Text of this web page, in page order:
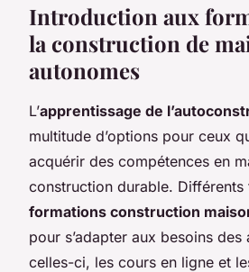
Introduction aux
la construction de
autonomes
L’apprentissage de
multitude d’options pour ceux
acquérir des compétences en
construction durable. Différents
formations construction
pour s’adapter aux besoins des
celles-ci, les cours en ligne et